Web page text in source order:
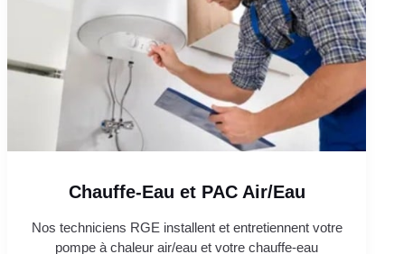
Chauffe-Eau et PAC Air/Eau
Nos techniciens RGE installent et entretiennent votre
pompe à chaleur air/eau et votre chauffe-eau